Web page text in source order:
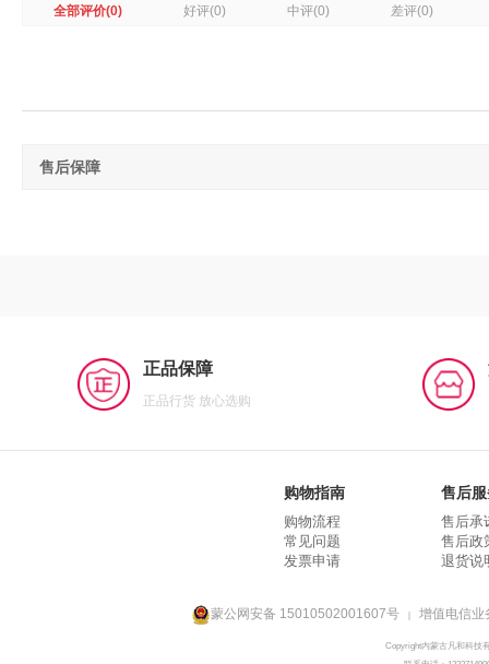
全部评价(0) 好评(0) 中评(0) 差评(0)
售后保障
正品保障
正品行货 放心选购
购物指南
购物流程
常见问题
发票申请
售后
售后承
售后政
退货说
蒙公网安备 15010502001607号 | 增值电信业
Copyright内蒙古凡和科技